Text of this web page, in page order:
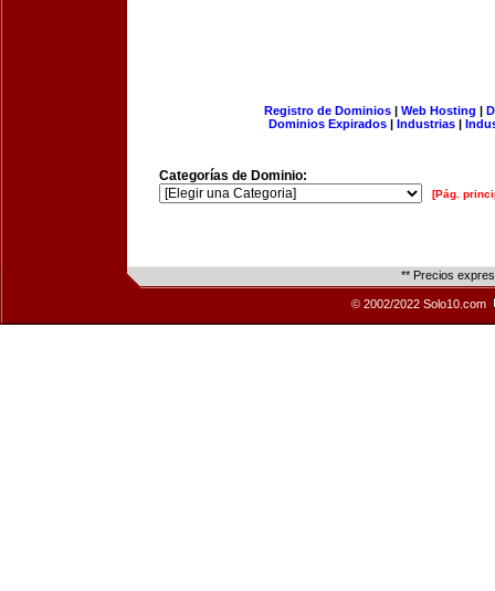
Registro de Dominios| Web Hosting |
Dominios Expirados | Industrias |
Categorías de Dominio:
[Pág.
** Precios
© 2002/2022 Solo10.com